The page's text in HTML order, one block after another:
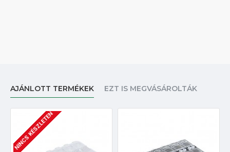
AJÁNLOTT TERMÉKEK EZT IS MEGVÁSÁROLTÁK
NINCS KÉSZLETEN